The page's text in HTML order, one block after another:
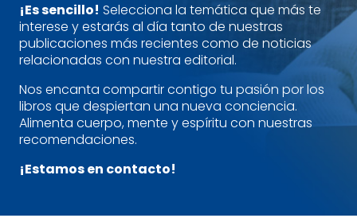
¡Es sencillo! Selecciona la temática que más te
interese y estarás al día tanto de nuestras
publicaciones más recientes como de noticias
relacionadas con nuestra editorial.
Nos encanta compartir contigo tu pasión por los
libros que despiertan una nueva conciencia.
Alimenta cuerpo, mente y espíritu con nuestras
recomendaciones.
¡Estamos en contacto!